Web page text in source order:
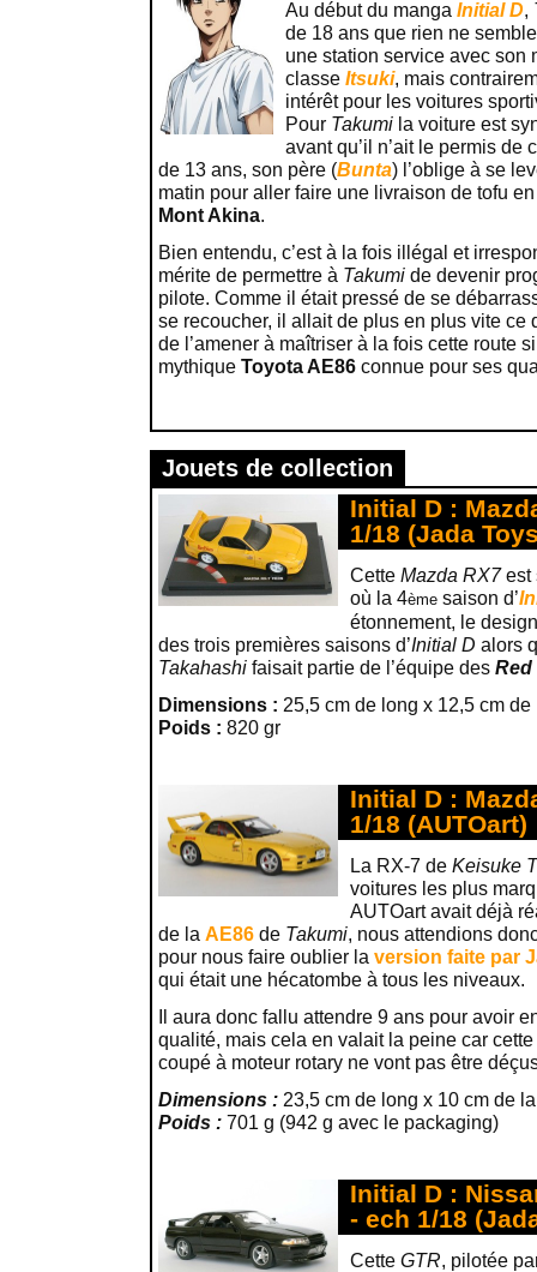
Au début du manga Initial D,
de 18 ans que rien ne
une station service avec son
classe Itsuki, mais
intérêt pour les voitures
Pour Takumi la voiture est
avant qu’il n’ait le permis de
de 13 ans, son père (Bunta) l’oblige à se
matin pour aller faire une livraison de tofu
Mont Akina.
Bien entendu, c’est à la fois illégal et
mérite de permettre à Takumi de devenir
pilote. Comme il était pressé de se
se recoucher, il allait de plus en plus vite ce
de l’amener à maîtriser à la fois cette route
mythique Toyota AE86 connue pour ses
Jouets de collection
Initial D :
1/18 (Jada
Cette Mazda RX7est
où la 4ème saison d’
étonnement, le
des trois premières saisons d’Initial D alors
Takahashi faisait partie de l’équipe des Red
Dimensions : 25,5 cm de long x 12,5 cm
Poids : 820 gr
Initial D :
1/18 (AUTOart)
La RX-7 de Keisuke
voitures les plus
AUTOart avait déjà
de la AE86 de Takumi, nous attendions
pour nous faire oublier la version faite par
qui était une hécatombe à tous les niveaux.
Il aura donc fallu attendre 9 ans pour avoir
qualité, mais cela en valait la peine car
coupé à moteur rotary ne vont pas être
Dimensions : 23,5 cm de long x 10 cm de
Poids : 701 g (942 g avec le packaging)
Initial D :
- ech 1/18
Cette GTR, pilotée